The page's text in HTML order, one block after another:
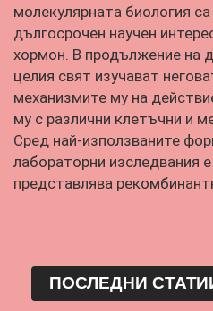
молекулярната биология
дългосрочен научен
хормон. В продължение на
целия свят изучават
механизмите му на
му с различни клетъчни и
Сред най-използваните
лабораторни изследвания
представлява
ПОСЛЕДНИ